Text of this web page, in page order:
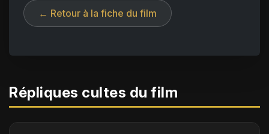
← Retour à la fiche du film
Répliques cultes du film